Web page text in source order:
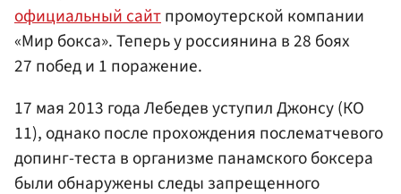
официальный сайтпромоутерской компании
«Мир бокса». Теперь у россиянина в 28 боях
27 побед и 1 поражение.
17 мая 2013 года Лебедев уступил Джонсу (КО
11), однако после прохождения послематчевого
допинг-теста в организме панамского боксера
были обнаружены следы запрещенного